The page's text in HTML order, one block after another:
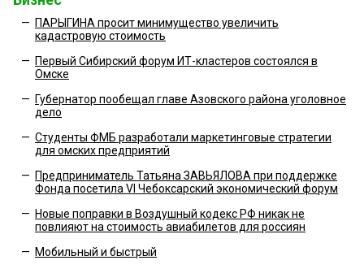
— ПАРЫГИНА просит минимущество увеличить
кадастровую стоимость
— Первый Сибирский форум ИТ-кластеров состоялся в
Омске
— Губернатор пообещал главе Азовского района уголовное
дело
— Студенты ФМБ разработали маркетинговые стратегии
для омских предприятий
— Предприниматель Татьяна ЗАВЬЯЛОВА при поддержке
Фонда посетила VI Чебоксарский экономический форум
— Новые поправки в Воздушный кодекс РФ никак не
повлияют на стоимость авиабилетов для россиян
— Мобильный и быстрый